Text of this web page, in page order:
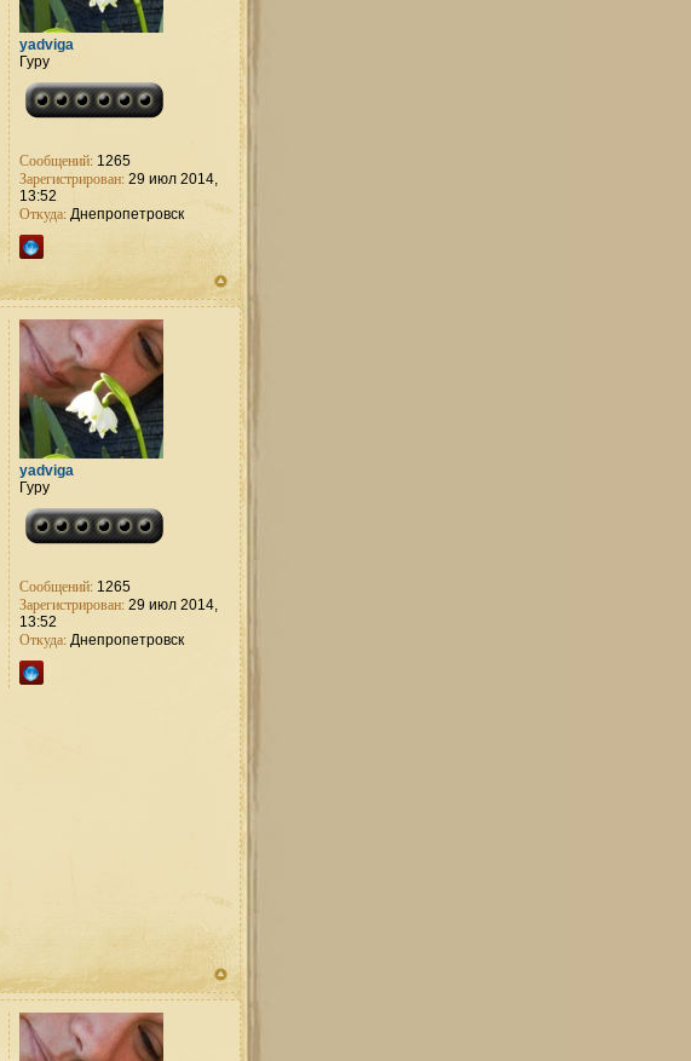
yadviga
Гуру
Сообщений: 1265
Зарегистрирован: 29 июл 2014,
13:52
Откуда: Днепропетровск
yadviga
Гуру
Сообщений: 1265
Зарегистрирован: 29 июл 2014,
13:52
Откуда: Днепропетровск